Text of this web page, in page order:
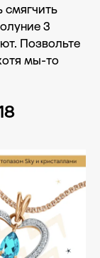
смягчить
3
Позвольте
мы-то